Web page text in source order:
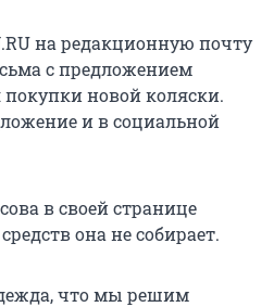
на редакционную почту
с предложением
покупки новой коляски.
и в социальной
в своей странице
она не собирает.
что мы решим